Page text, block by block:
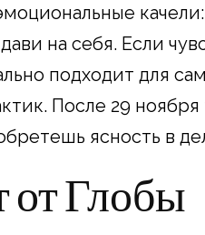
на себя. Если
подходит для
После 29
ясность в
Глобы